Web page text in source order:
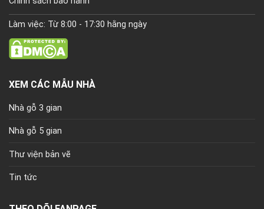
Làm việc: Từ 8:00 - 17:30 hằng ngày
XEM CÁC MẪU NHÀ
Nhà gỗ 3 gian
Nhà gỗ 5 gian
Thư viện bản vẽ
Tin tức